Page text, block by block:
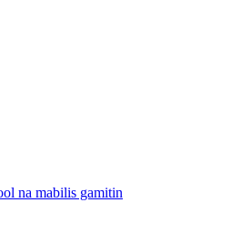
na mabilis gamitin